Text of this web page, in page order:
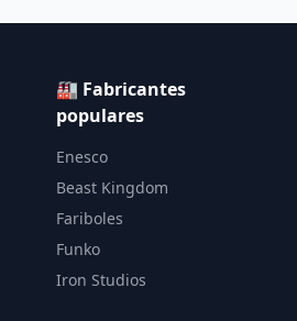
🏭 Fabricantes
populares
Enesco
Beast Kingdom
Fariboles
Funko
Iron Studios